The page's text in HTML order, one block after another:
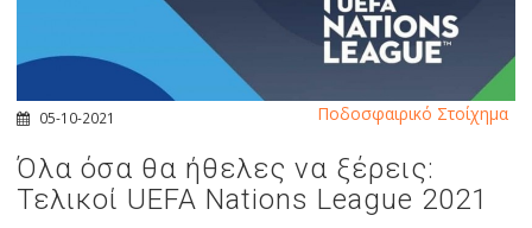
05-10-2021
Όλα όσα θα ήθελες να ξέρεις:
Τελικοί UEFA Nations League 2021
Ποδοσφαιρικό Στοίχημα